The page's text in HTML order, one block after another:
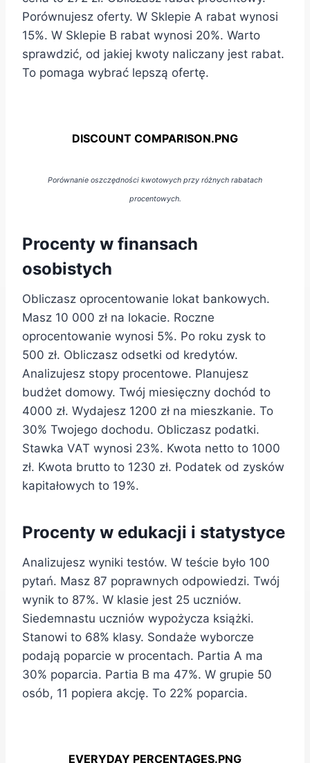
Porównujesz oferty. W Sklepie A rabat wynosi
15%. W Sklepie B rabat wynosi 20%. Warto
sprawdzić, od jakiej kwoty naliczany jest rabat.
To pomaga wybrać lepszą ofertę.
DISCOUNT COMPARISON.PNG
Porównanie oszczędności kwotowych przy różnych rabatach
procentowych.
Procenty w finansach
osobistych
Obliczasz oprocentowanie lokat bankowych.
Masz 10 000 zł na lokacie. Roczne
oprocentowanie wynosi 5%. Po roku zysk to
500 zł. Obliczasz odsetki od kredytów.
Analizujesz stopy procentowe. Planujesz
budżet domowy. Twój miesięczny dochód to
4000 zł. Wydajesz 1200 zł na mieszkanie. To
30% Twojego dochodu. Obliczasz podatki.
Stawka VAT wynosi 23%. Kwota netto to 1000
zł. Kwota brutto to 1230 zł. Podatek od zysków
kapitałowych to 19%.
Procenty w edukacji i statystyce
Analizujesz wyniki testów. W teście było 100
pytań. Masz 87 poprawnych odpowiedzi. Twój
wynik to 87%. W klasie jest 25 uczniów.
Siedemnastu uczniów wypożycza książki.
Stanowi to 68% klasy. Sondaże wyborcze
podają poparcie w procentach. Partia A ma
30% poparcia. Partia B ma 47%. W grupie 50
osób, 11 popiera akcję. To 22% poparcia.
EVERYDAY PERCENTAGES.PNG